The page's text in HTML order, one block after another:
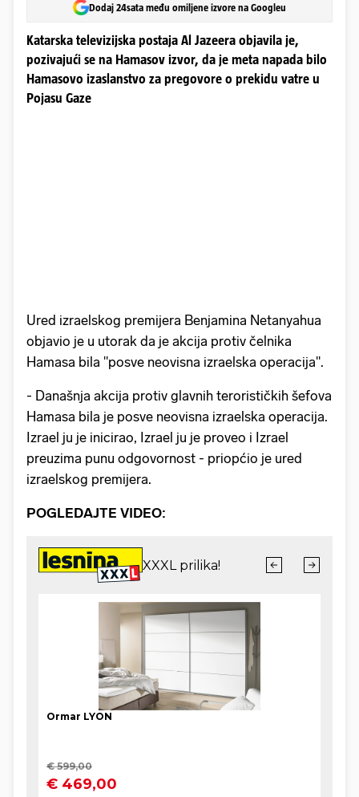
Dodaj 24sata među omiljene izvore na Googleu
Katarska televizijska postaja Al Jazeera objavila je,
pozivajući se na Hamasov izvor, da je meta napada bilo
Hamasovo izaslanstvo za pregovore o prekidu vatre u
Pojasu Gaze
Ured izraelskog premijera Benjamina Netanyahua
objavio je u utorak da je akcija protiv čelnika
Hamasa bila "posve neovisna izraelska operacija".
- Današnja akcija protiv glavnih terorističkih šefova
Hamasa bila je posve neovisna izraelska operacija.
Izrael ju je inicirao, Izrael ju je proveo i Izrael
preuzima punu odgovornost - priopćio je ured
izraelskog premijera.
POGLEDAJTE VIDEO: